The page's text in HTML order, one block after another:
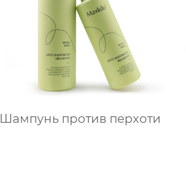
Шампунь против перхоти